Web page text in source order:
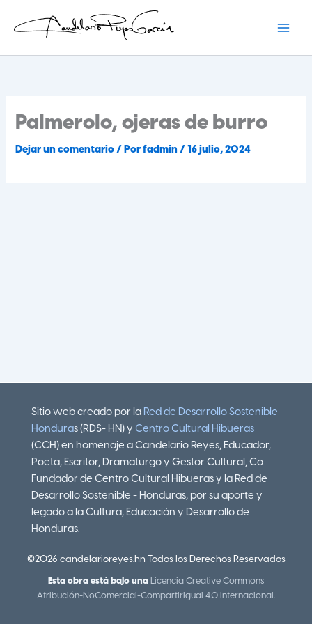
Palmerolo, ojeras de burro
Dejar un comentario / Porfadmin/16 julio, 2024
Sitio web creado por la Red de Desarrollo Sostenible
Honduras (RDS- HN) y Centro Cultural Hibueras
(CCH) en homenaje a Candelario Reyes, Educador,
Poeta, Escritor, Dramaturgo y Gestor Cultural, Co
Fundador de Centro Cultural Hibueras y la Red de
Desarrollo Sostenible - Honduras, por su aporte y
legado a la Cultura, Educación y Desarrollo de
Honduras.
©2026 candelarioreyes.hn Todos los Derechos Reservados
Esta obra está bajo una Licencia Creative Commons
Atribución-NoComercial-CompartirIgual 4.0 Internacional .